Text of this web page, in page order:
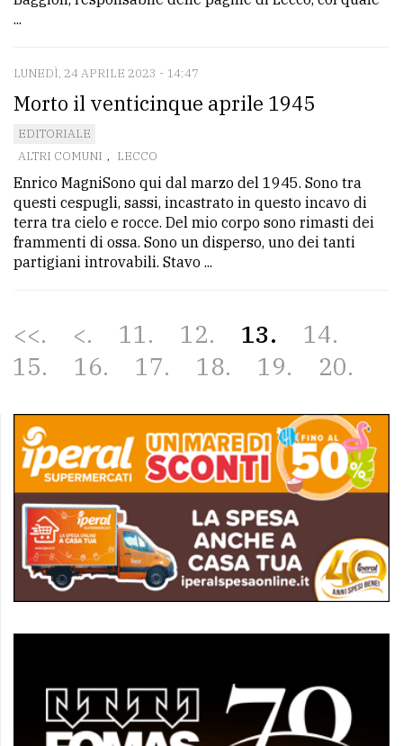
...
LUNEDÌ, 24 APRILE 2023 - 14:47
Morto il venticinque aprile 1945
EDITORIALE
ALTRI COMUNI , LECCO
Enrico MagniSono qui dal marzo del 1945. Sono tra
questi cespugli, sassi, incastrato in questo incavo di
terra tra cielo e rocce. Del mio corpo sono rimasti dei
frammenti di ossa. Sono un disperso, uno dei tanti
partigiani introvabili. Stavo ...
<< < 11 12 13
14
15
16 17 18 19 20